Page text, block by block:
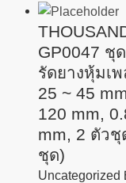
GP0047 ชุ
รัดยางหุ้มเ
25 ~ 45
120 mm,
mm, 2 ตัวชุ
ชุด)
Uncategorized